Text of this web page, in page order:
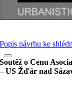
Popis návrhu ke
Soutěž o Cenu
– US Žďár nad